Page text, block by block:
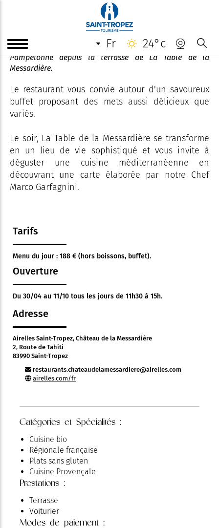
fr 24°c
La Table de la Messardière
Profitez d'une vue époustouflante sur la baie de
Pampelonne depuis la terrasse de La Table de la
Messardière.
Le restaurant vous convie autour d'un savoureux
buffet proposant des mets aussi délicieux que
variés.
Le soir, La Table de la Messardière se transforme
en un lieu de vie sophistiqué et vous invite à
déguster une cuisine méditerranéenne en
découvrant une carte élaborée par notre Chef
Marco Garfagnini.
Tarifs
Menu du jour : 188 € (hors boissons, buffet).
Ouverture
Du 30/04 au 11/10 tous les jours de 11h30 à 15h.
Adresse
Airelles Saint-Tropez, Château de la Messardière
2, Route de Tahiti
83990 Saint-Tropez
restaurants.chateaudelamessardiere@airelles.com
airelles.com/fr
Catégories et Spécialités :
Cuisine bio
Régionale française
Plats sans gluten
Cuisine Provençale
Prestations :
Terrasse
Voiturier
Modes de paiement :